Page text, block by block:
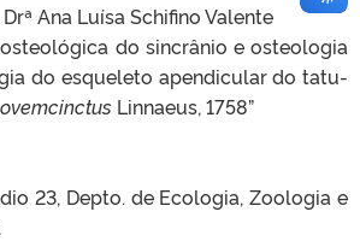
Ana Luísa Schifino Valente
do sincrânio e osteologia
do esqueleto apendicular do tatu-
Linnaeus, 1758”
23, Depto. de Ecologia, Zoologia e